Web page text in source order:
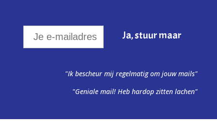
"Ik bescheur mij regelmatig om jouw mails"
"Geniale mail! Heb hardop zitten lachen"